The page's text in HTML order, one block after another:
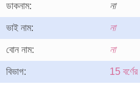
ডাকনাম: না
ভাই নাম: না
বোন নাম: না
বিভাগ: 15